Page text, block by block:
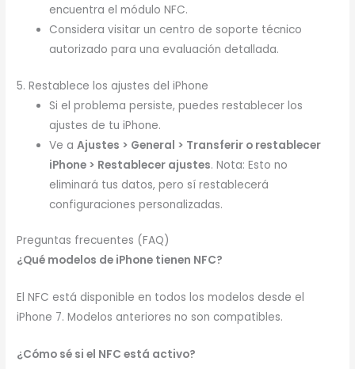
encuentra el módulo NFC.
Considera visitar un centro de soporte técnico
autorizado para una evaluación detallada.
5. Restablece los ajustes del iPhone
Si el problema persiste, puedes restablecer los
ajustes de tu iPhone.
Ve aAjustes > General > Transferir o restablecer
iPhone > Restablecer ajustes. Nota: Esto no
eliminará tus datos, pero sí restablecerá
configuraciones personalizadas.
Preguntas frecuentes (FAQ)
¿Qué modelos de iPhone tienen NFC?
El NFC está disponible en todos los modelos desde el
iPhone 7. Modelos anteriores no son compatibles.
¿Cómo sé si el NFC está activo?